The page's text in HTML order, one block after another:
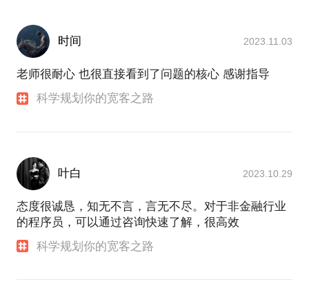
时间 2023.11.03
老师很耐心 也很直接看到了问题的核心 感谢指导
科学规划你的宽客之路
叶白 2023.10.29
态度很诚恳，知无不言，言无不尽。对于非金融行业
的程序员，可以通过咨询快速了解，很高效
科学规划你的宽客之路